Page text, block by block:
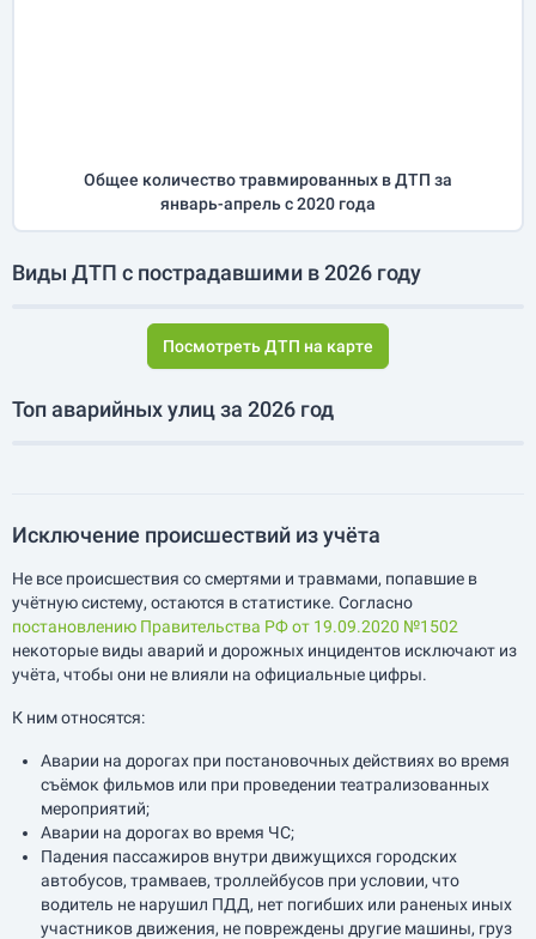
Общее количество травмированных в ДТП за
январь-апрельс 2020 года
Виды ДТП с пострадавшими в 2026 году
Посмотреть ДТП на карте
Топ аварийных улиц за 2026 год
Исключение происшествий из учёта
Не все происшествия со смертями и травмами, попавшие в
учётную систему, остаются в статистике. Согласно
постановлению Правительства РФ от 19.09.2020 №1502
некоторые виды аварий и дорожных инцидентов исключают из
учёта, чтобы они не влияли на официальные цифры.
К ним относятся:
Аварии на дорогах при постановочных действиях во время
съёмок фильмов или при проведении театрализованных
мероприятий;
Аварии на дорогах во время ЧС;
Падения пассажиров внутри движущихся городских
автобусов, трамваев, троллейбусов при условии, что
водитель не нарушил ПДД, нет погибших или раненых иных
участников движения, не повреждены другие машины, груз